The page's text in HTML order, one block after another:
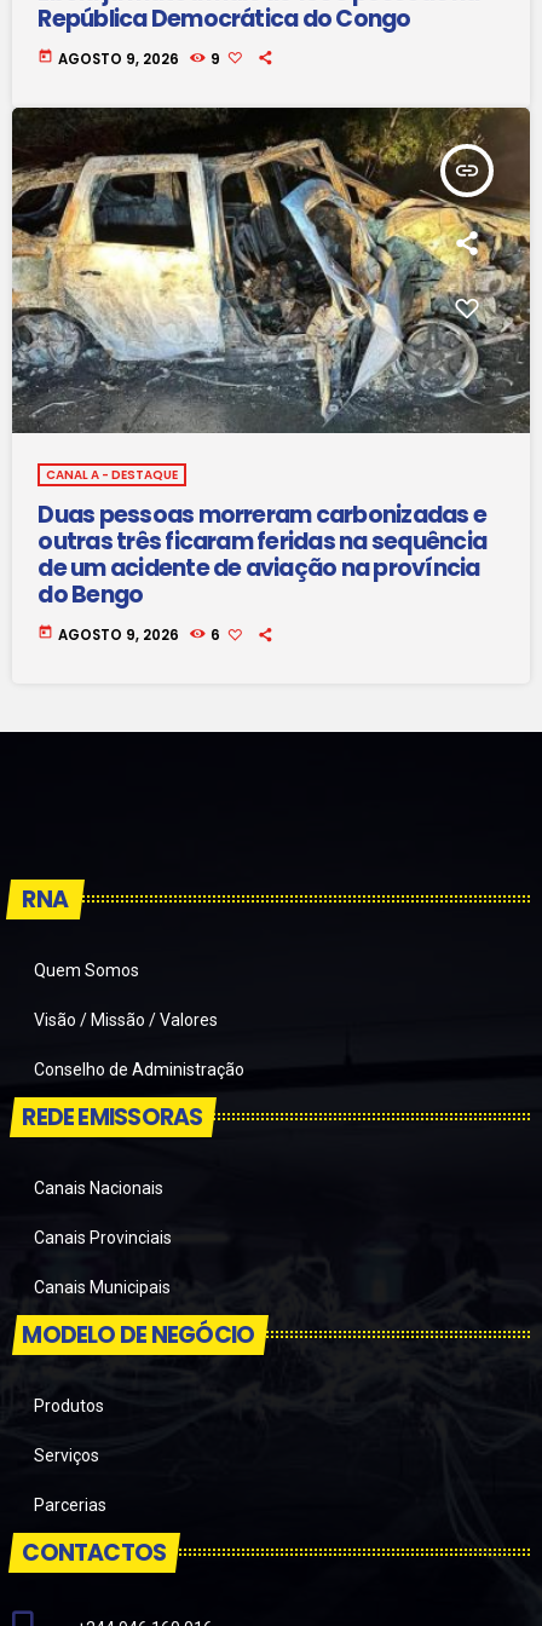
República Democrática do Congo
today AGOSTO 9, 2026 9
insert_link
CANAL A - DESTAQUE
Duas pessoas morreram carbonizadas e
outras três ficaram feridas na sequência
de um acidente de aviação na província
do Bengo
today AGOSTO 9, 2026 6
RNA
Quem Somos
Visão / Missão / Valores
Conselho de Administração
REDE EMISSORAS
Canais Nacionais
Canais Provinciais
Canais Municipais
MODELO DE NEGÓCIO
Produtos
Serviços
Parcerias
CONTACTOS